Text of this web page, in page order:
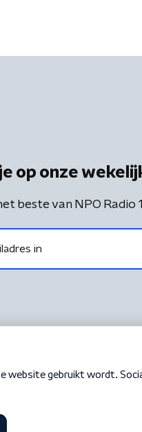
op onze
beste van NPO Radio